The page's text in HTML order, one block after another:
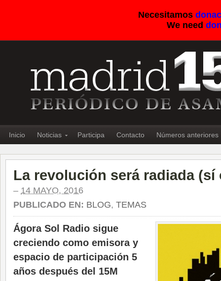
Necesitamos
We need
Inicio Noticias Participa Contacto Números anteriores
La revolución será radiada (sí
– 14 MAYO, 2016
PUBLICADO EN: BLOG, TEMAS
Ágora Sol Radio sigue
creciendo como emisora y
espacio de participación 5
años después del 15M